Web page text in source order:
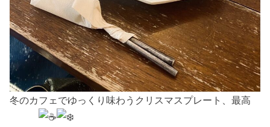
冬のカフェでゆっくり味わうクリスマスプレート、最高